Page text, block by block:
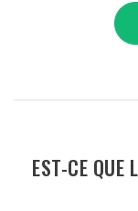
EST-CE QUE